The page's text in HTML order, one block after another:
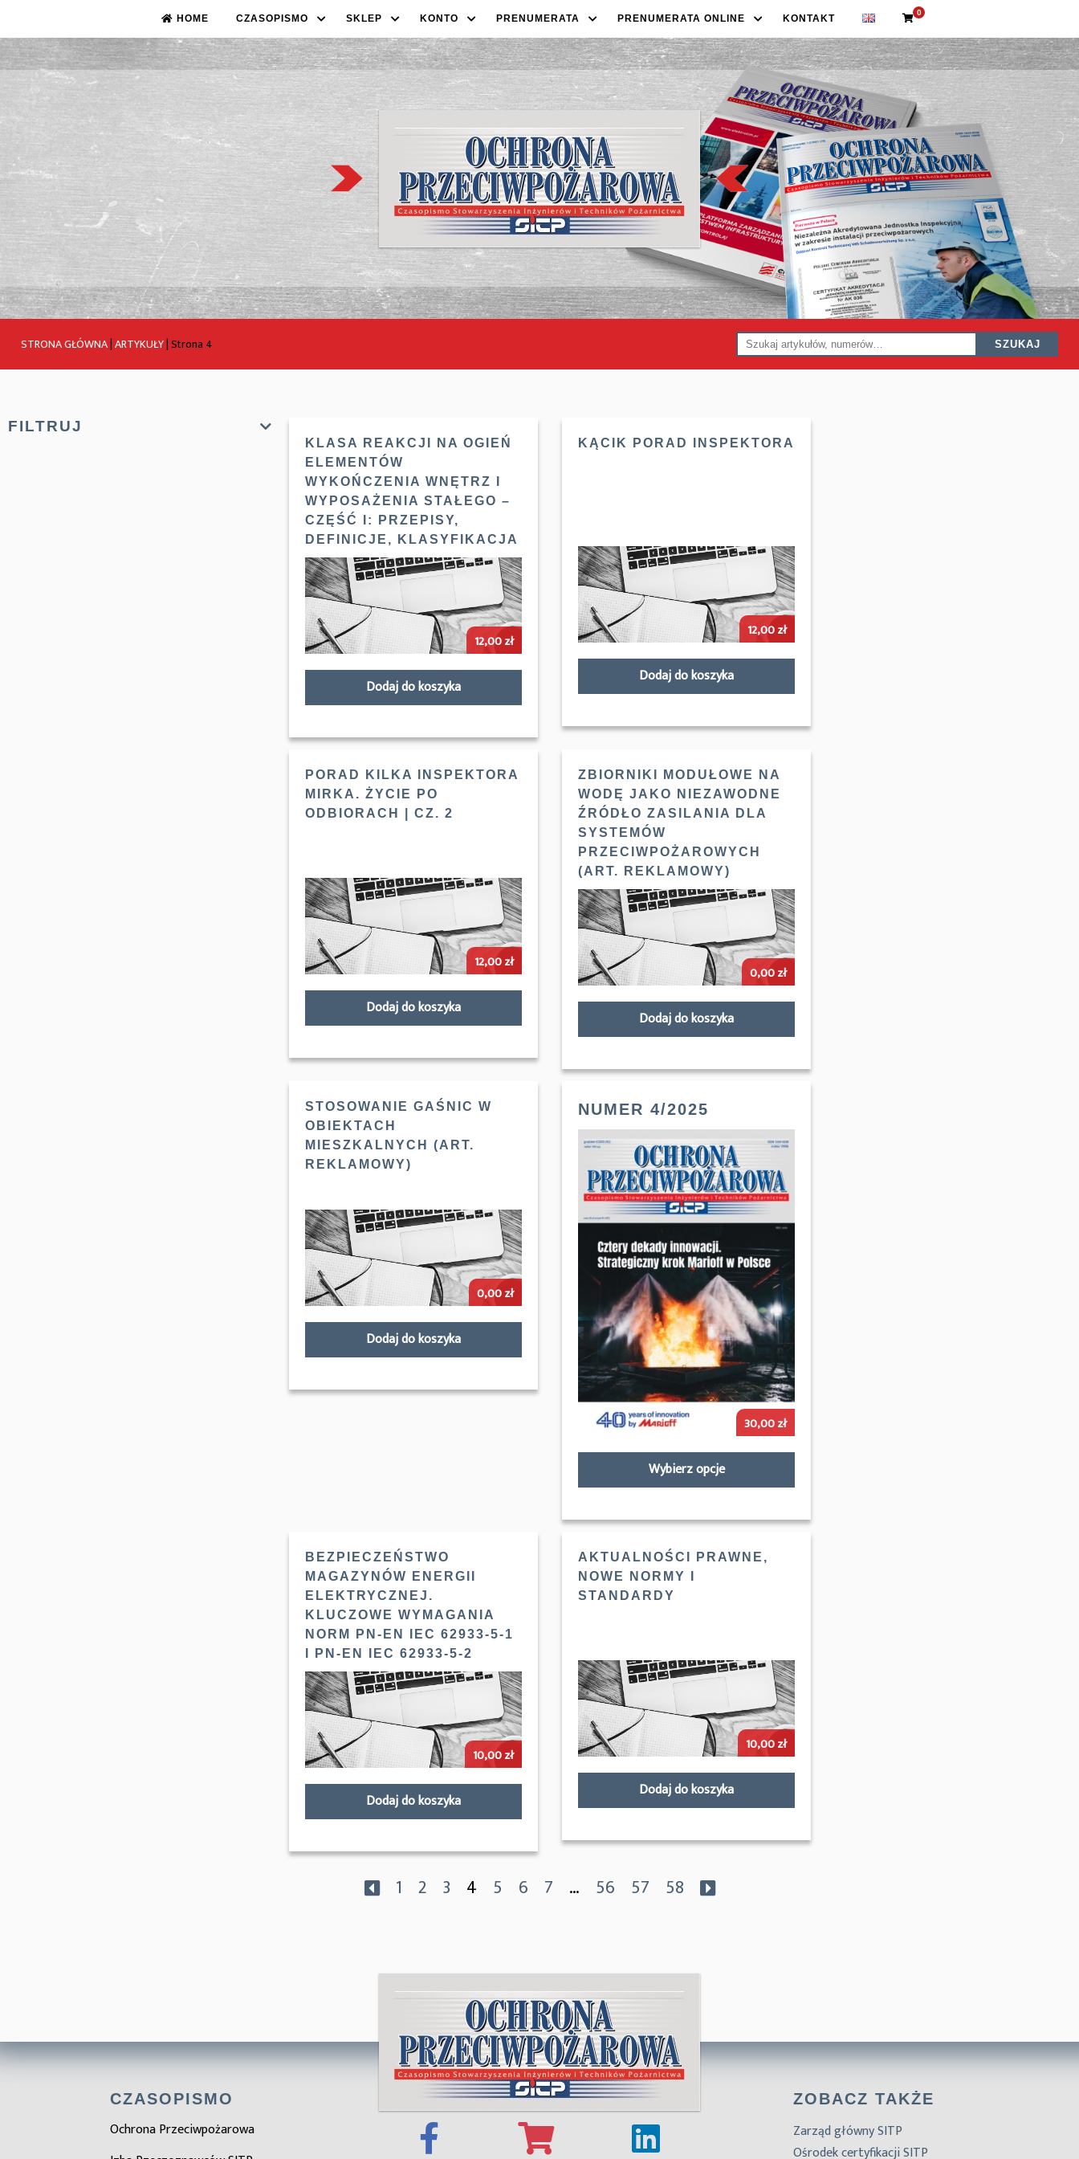
HOME CZASOPISMO SKLEP KONTO PRENUMERATA PRENUMERATA ONLINE KONTAKT
0
STRONA GŁÓWNA|ARTYKUŁY|Strona 4 SZUKAJ
FILTRUJ
KLASA REAKCJI NA OGIEŃ
ELEMENTÓW
WYKOŃCZENIA WNĘTRZ I
WYPOSAŻENIA STAŁEGO –
CZĘŚĆ I: PRZEPISY,
DEFINICJE, KLASYFIKACJA
12,00zł
Dodaj do koszyka
KĄCIK PORAD INSPEKTORA
12,00zł
Dodaj do koszyka
PORAD KILKA INSPEKTORA
MIRKA. ŻYCIE PO
ODBIORACH | CZ. 2
12,00zł
Dodaj do koszyka
ZBIORNIKI MODUŁOWE NA
WODĘ JAKO NIEZAWODNE
ŹRÓDŁO ZASILANIA DLA
SYSTEMÓW
PRZECIWPOŻAROWYCH
(ART. REKLAMOWY)
0,00zł
Dodaj do koszyka
STOSOWANIE GAŚNIC W
OBIEKTACH
MIESZKALNYCH (ART.
REKLAMOWY)
0,00zł
Dodaj do koszyka
NUMER 4/2025
30,00zł
Wybierz opcje
BEZPIECZEŃSTWO
MAGAZYNÓW ENERGII
ELEKTRYCZNEJ.
KLUCZOWE WYMAGANIA
NORM PN-EN IEC 62933-5-1
I PN-EN IEC 62933-5-2
10,00zł
Dodaj do koszyka
AKTUALNOŚCI PRAWNE,
NOWE NORMY I
STANDARDY
10,00zł
Dodaj do koszyka
1 2 3 4 5 6 7 … 56 57 58
CZASOPISMO
Ochrona Przeciwpożarowa
ZOBACZ TAKŻE
Zarząd główny SITP
Ośrodek certyfikacji SITP